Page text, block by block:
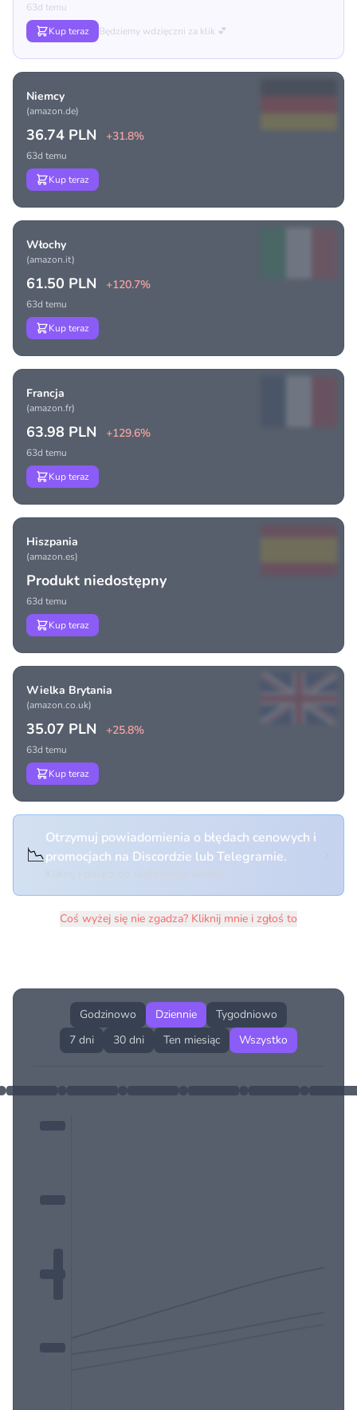
63d temu
Kup teraz
Będziemy wdzięczni za klik 💕
Niemcy
(amazon.de)
36.74 PLN +31.8%
63d temu
Kup teraz
Włochy
(amazon.it)
61.50 PLN +120.7%
63d temu
Kup teraz
Francja
(amazon.fr)
63.98 PLN +129.6%
63d temu
Kup teraz
Hiszpania
(amazon.es)
Produkt niedostępny
63d temu
Kup teraz
Wielka Brytania
(amazon.co.uk)
35.07 PLN +25.8%
63d temu
Kup teraz
📉
Otrzymuj powiadomienia o błędach cenowych i
promocjach na Discordzie lub Telegramie.
Coś wyżej się nie zgadza? Kliknij mnie i zgłoś to
Godzinowo Dziennie
Tygodniowo
7 dni
30 dni Ten miesiąc Wszystko